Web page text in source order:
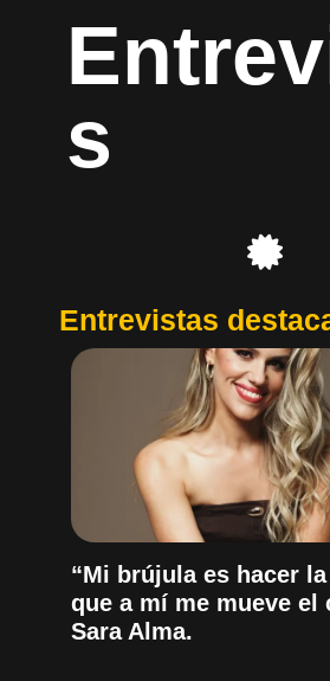
s
Entrevistas
“Mi brújula es hacer
que a mí me mueve el
Sara Alma.